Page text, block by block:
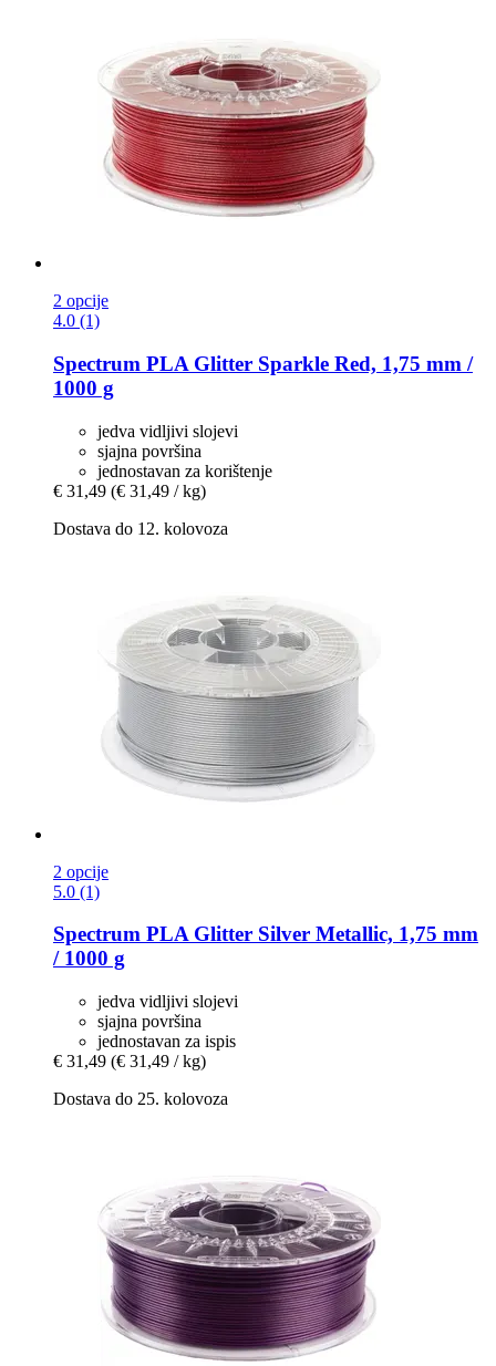
2 opcije
4.0 (1)
Spectrum PLA Glitter Sparkle Red, 1,75 mm /
1000 g
jedva vidljivi slojevi
sjajna površina
jednostavan za korištenje
€ 31,49 (€ 31,49 / kg)
Dostava do 12. kolovoza
2 opcije
5.0 (1)
Spectrum PLA Glitter Silver Metallic, 1,75 mm
/ 1000 g
jedva vidljivi slojevi
sjajna površina
jednostavan za ispis
€ 31,49 (€ 31,49 / kg)
Dostava do 25. kolovoza